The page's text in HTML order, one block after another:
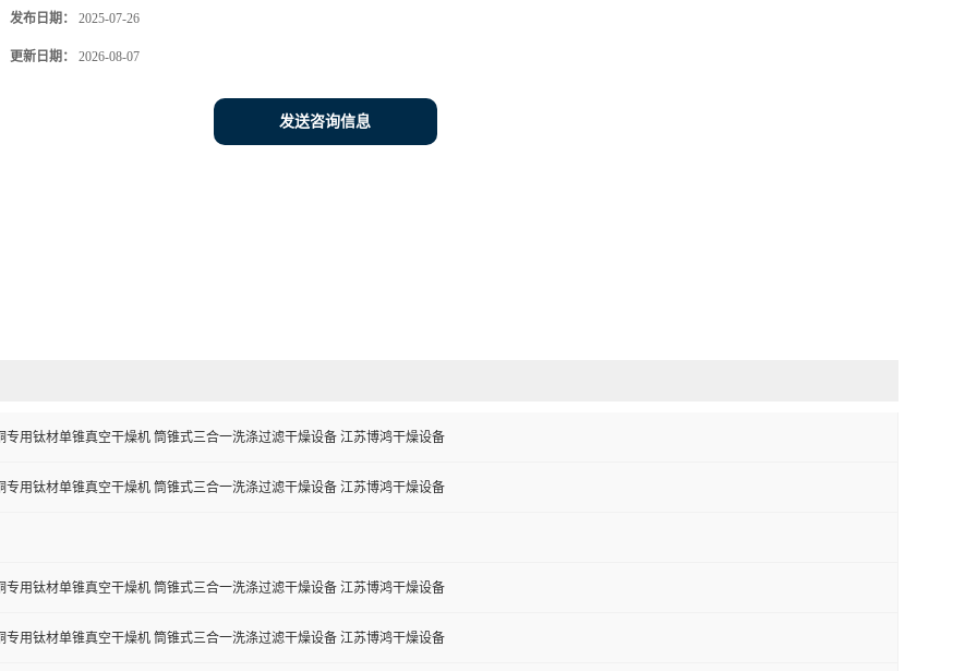
发布日期： 2025-07-26
更新日期： 2026-08-07
发送咨询信息
专用钛材单锥真空干燥机 筒锥式三合一洗涤过滤干燥设备 江苏博鸿干燥设备
专用钛材单锥真空干燥机 筒锥式三合一洗涤过滤干燥设备 江苏博鸿干燥设备
专用钛材单锥真空干燥机 筒锥式三合一洗涤过滤干燥设备 江苏博鸿干燥设备
专用钛材单锥真空干燥机 筒锥式三合一洗涤过滤干燥设备 江苏博鸿干燥设备